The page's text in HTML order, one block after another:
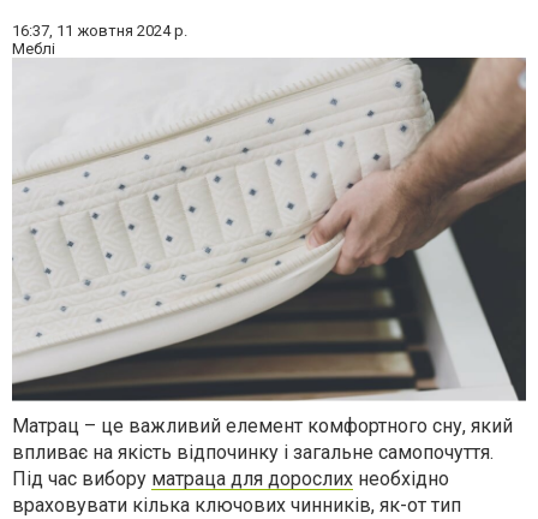
16:37, 11 жовтня 2024 р.
Меблі
Матрац – це важливий елемент комфортного сну, який
впливає на якість відпочинку і загальне самопочуття.
Під час вибору матраца для дорослих необхідно
враховувати кілька ключових чинників, як-от тип